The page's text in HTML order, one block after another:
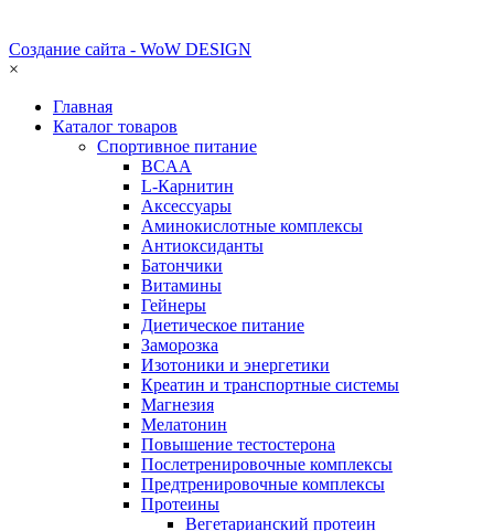
Создание сайта - WoW DESIGN
×
Главная
Каталог товаров
Спортивное питание
BCAA
L-Карнитин
Аксессуары
Аминокислотные комплексы
Антиоксиданты
Батончики
Витамины
Гейнеры
Диетическое питание
Заморозка
Изотоники и энергетики
Креатин и транспортные системы
Магнезия
Мелатонин
Повышение тестостерона
Послетренировочные комплексы
Предтренировочные комплексы
Протеины
Вегетарианский протеин